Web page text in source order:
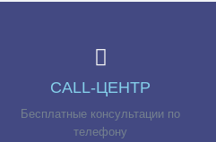
CALL-ЦЕНТР
Бесплатные консультации по
телефону